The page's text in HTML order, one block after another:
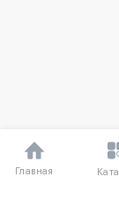
Главная